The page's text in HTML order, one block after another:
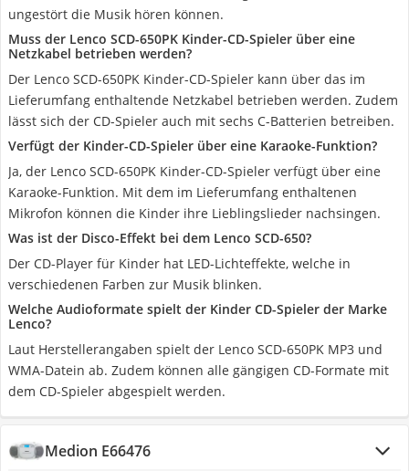
ungestört die Musik hören können.
Muss der Lenco SCD-650PK Kinder-CD-Spieler über eine
Netzkabel betrieben werden?
Der Lenco SCD-650PK Kinder-CD-Spieler kann über das im
Lieferumfang enthaltende Netzkabel betrieben werden. Zudem
lässt sich der CD-Spieler auch mit sechs C-Batterien betreiben.
Verfügt der Kinder-CD-Spieler über eine Karaoke-Funktion?
Ja, der Lenco SCD-650PK Kinder-CD-Spieler verfügt über eine
Karaoke-Funktion. Mit dem im Lieferumfang enthaltenen
Mikrofon können die Kinder ihre Lieblingslieder nachsingen.
Was ist der Disco-Effekt bei dem Lenco SCD-650?
Der CD-Player für Kinder hat LED-Lichteffekte, welche in
verschiedenen Farben zur Musik blinken.
Welche Audioformate spielt der Kinder CD-Spieler der Marke
Lenco?
Laut Herstellerangaben spielt der Lenco SCD-650PK MP3 und
WMA-Datein ab. Zudem können alle gängigen CD-Formate mit
dem CD-Spieler abgespielt werden.
Medion E66476